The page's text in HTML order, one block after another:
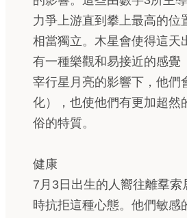
力爭上游直到攀上最高的位
相當獨立。木星會使得這天
有一種樂觀和易接近的感覺
宰行星月亮的影響下，他們
化），也使他們有更加超然
俗的特質。
健康
7月3日出生的人嚮往離羣索
時抗拒這種心態。他們敏感